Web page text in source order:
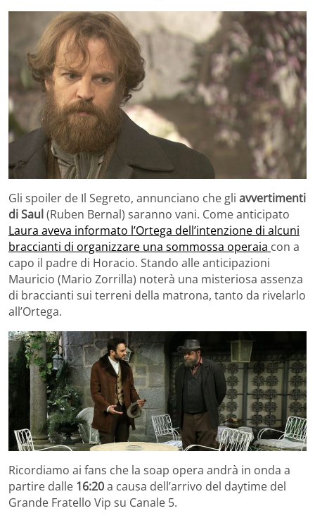
Gli spoiler de Il Segreto, annunciano che gli avvertimenti
di Saul (Ruben Bernal) saranno vani. Come anticipato
Laura aveva informato l’Ortega dell’intenzione di alcuni
braccianti di organizzare una sommossa operaia con a
capo il padre di Horacio. Stando alle anticipazioni
Mauricio (Mario Zorrilla) noterà una misteriosa assenza
di braccianti sui terreni della matrona, tanto da rivelarlo
all’Ortega.
Ricordiamo ai fans che la soap opera andrà in onda a
partire dalle 16:20a causa dell’arrivo del daytime del
Grande Fratello Vip su Canale 5.